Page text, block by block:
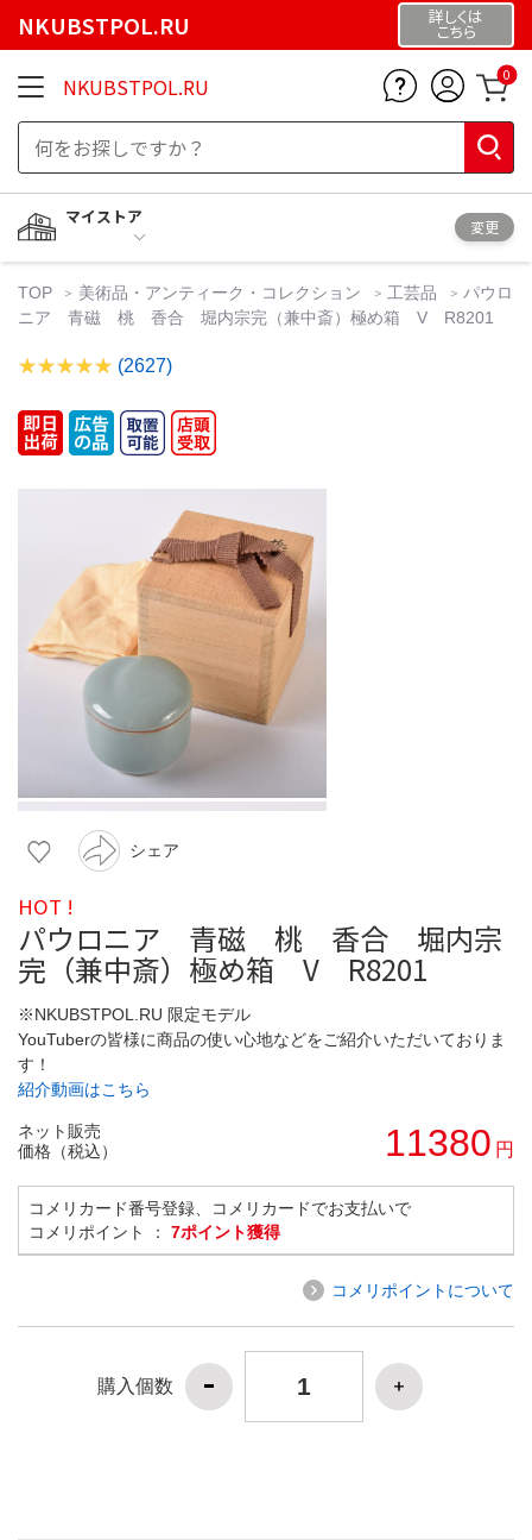
NKUBSTPOL.RU 詳しくは
こちら
NKUBSTPOL.RU 0
マイストア
変更
TOP 美術品・アンティーク・コレクション 工芸品
パウロ
ニア 青磁 桃 香合 堀内宗完（兼中斎）極め箱 V R8201
(2627)
シェア
HOT !
パウロニア 青磁 桃 香合 堀内宗
完（兼中斎）極め箱 V R8201
※NKUBSTPOL.RU 限定モデル
YouTuberの皆様に商品の使い心地などをご紹介いただいておりま
す！
紹介動画はこちら
ネット販売
価格（税込）
11380 円
コメリカード番号登録、コメリカードでお支払いで
コメリポイント ： 7ポイント獲得
コメリポイントについて
購入個数